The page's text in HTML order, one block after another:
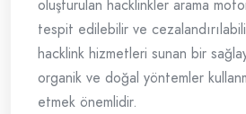
oluşturulan hacklinkler arama
tespit edilebilir ve
hacklink hizmetleri sunan bir
organik ve doğal yöntemler
etmek önemlidir.